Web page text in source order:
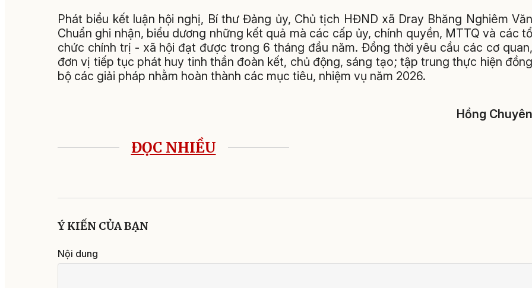
Phát biểu kết luận hội nghị, Bí thư Đảng ủy, Chủ tịch HĐND xã Dray Bhăng Nghiêm Văn
Chuẩn ghi nhận, biểu dương những kết quả mà các cấp ủy, chính quyền, MTTQ và các tổ
chức chính trị - xã hội đạt được trong 6 tháng đầu năm. Đồng thời yêu cầu các cơ quan,
đơn vị tiếp tục phát huy tinh thần đoàn kết, chủ động, sáng tạo; tập trung thực hiện đồng
bộ các giải pháp nhằm hoàn thành các mục tiêu, nhiệm vụ năm 2026.
Hồng Chuyên
ĐỌC NHIỀU
Ý KIẾN CỦA BẠN
Nội dung